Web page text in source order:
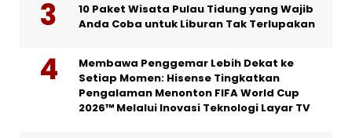
10 Paket Wisata Pulau Tidung yang Wajib
Anda Coba untuk Liburan Tak Terlupakan
Membawa Penggemar Lebih Dekat ke
Setiap Momen: Hisense Tingkatkan
Pengalaman Menonton FIFA World Cup
2026™ Melalui Inovasi Teknologi Layar TV